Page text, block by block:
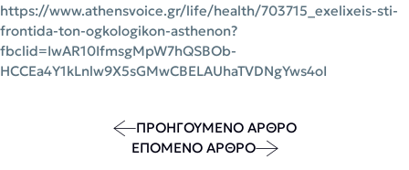
https://www.athensvoice.gr/life/health/703715_exelixeis-sti-
frontida-ton-ogkologikon-asthenon?
fbclid=IwAR10IfmsgMpW7hQSBOb-
HCCEa4Y1kLnlw9X5sGMwCBELAUhaTVDNgYws4oI
ΠΡΟΗΓΟΥΜΕΝΟ ΑΡΘΡΟ
ΕΠΟΜΕΝΟ ΑΡΘΡΟ